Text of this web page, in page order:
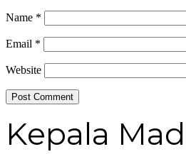
Name *
Email *
Website
Kepala